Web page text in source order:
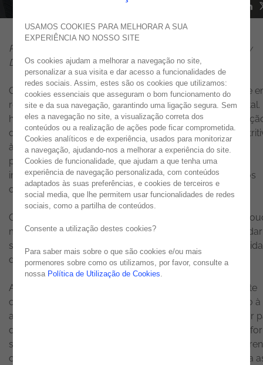
Por José Miguel Pereira, IT Operations, Cloud & Security
Director na Noesis
O último ano foi marcado por uma reflexão permanente
relação aos efeitos da pandemia na transformação digital.
hoje consensual que assistimos à maior vaga de
digital alguma vez verificada. A adoção de medidas
à circulação de pessoas, com o intuito de prevenir a
propagação do vírus, obrigou as organizações a
implementarem profundas alterações nos seus modelos
operativos.
O mundo que conhecemos mudou radicalmente, em
mais de 6 meses, e as empresas viram-se obrigadas a
salto tecnológico de vários anos para garantir a
da sua operação e negócio.
A existência de um ecossistema de IT flexível e altamente
capacitado foi um fator fundamental no que diz respeito à
aceleração digital e, consequente, rápida adaptação por
das organizações. Esta transformação impulsionou, de
significativa, a adoção de soluções cloud, nas suas
configurações (clouds públicas, clouds privadas e ainda
USAMOS COOKIES PARA MELHORAR A SUA
EXPERIÊNCIA NO NOSSO SITE
Os cookies ajudam a melhorar a navegação no site,
personalizar a sua visita e dar acesso a funcionalidades de
redes sociais. Assim, estes são os cookies que utilizamos:
cookies essenciais que asseguram o bom funcionamento do
site e da sua navegação, garantindo uma ligação segura. Sem
eles a navegação no site, a visualização correta dos
conteúdos ou a realização de ações pode ficar comprometida.
Cookies analíticos e de experiência, usados para monitorizar
a navegação, ajudando-nos a melhorar a experiência do site.
Cookies de funcionalidade, que ajudam a que tenha uma
experiência de navegação personalizada, com conteúdos
adaptados às suas preferências, e cookies de terceiros e
social media, que lhe permitem usar funcionalidades de redes
sociais, como a partilha de conteúdos.
Consente a utilização destes cookies?
Para saber mais sobre o que são cookies e/ou mais
pormenores sobre como os utilizamos, por favor, consulte a
nossa Política de Utilização de Cookies